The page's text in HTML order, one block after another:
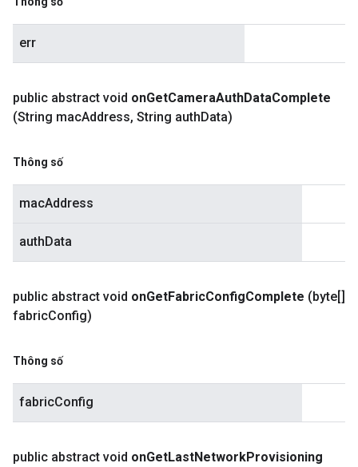
err
public abstract void onGetCameraAuthDataComplete
(String macAddress, String authData)
Thông số
macAddress
authData
public abstract void onGetFabricConfigComplete (byte[]
fabricConfig)
Thông số
fabricConfig
public abstract void onGetLastNetworkProvisioning